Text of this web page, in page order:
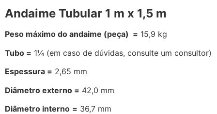
Andaime Tubular 1 m x 1,5 m
Peso máximo do andaime (peça) = 15,9 kg
Tubo = 1¼ (em caso de dúvidas, consulte um consultor)
Espessura = 2,65 mm
Diâmetro externo = 42,0 mm
Diâmetro interno = 36,7 mm